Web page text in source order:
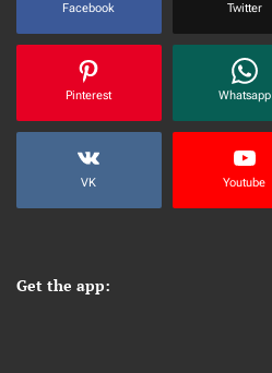
Facebook Twitter
Pinterest Whatsapp
VK Youtube
Get the app: